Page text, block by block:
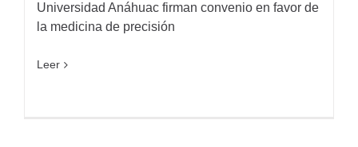
Universidad Anáhuac firman convenio en favor de
la medicina de precisión
Leer